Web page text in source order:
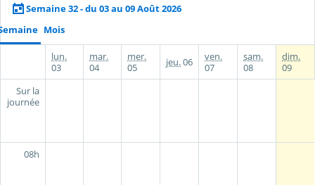
Semaine 32 - du 03 au 09 Août 2026
Mois
lun.
03
mar.
04
mer.
05
jeu.06
ven.
07
sam.
08
dim.
09
Sur la
journée
08h